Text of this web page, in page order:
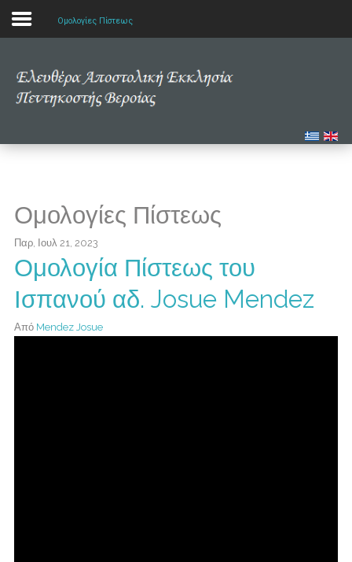
Αρχική
Μελετώντας την Αγία Γραφή
Ομολογίες Πίστεως
Ομολογίες Πίστεως
Παρ, Ιουλ 21, 2023
Ομολογία Πίστεως του
Ισπανού αδ. Josue Mendez
Από Mendez Josue